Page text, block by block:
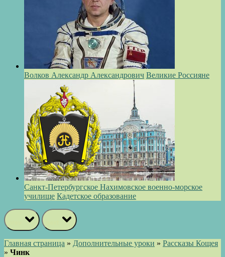
Волков Александр Александрович Великие Россияне
Санкт-Петербургское Нахимовское военно-морское
училище Кадетское образование
Главная страница » Дополнительные уроки » Рассказы Кощея
» Чинк